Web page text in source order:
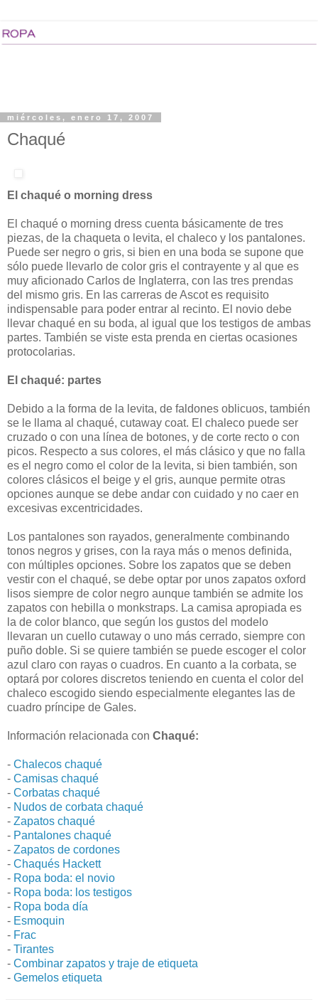
miércoles, enero 17, 2007
Chaqué
El chaqué o morning dress
El chaqué o morning dress cuenta básicamente de tres
piezas, de la chaqueta o levita, el chaleco y los pantalones.
Puede ser negro o gris, si bien en una boda se supone que
sólo puede llevarlo de color gris el contrayente y al que es
muy aficionado Carlos de Inglaterra, con las tres prendas
del mismo gris. En las carreras de Ascot es requisito
indispensable para poder entrar al recinto. El novio debe
llevar chaqué en su boda, al igual que los testigos de ambas
partes. También se viste esta prenda en ciertas ocasiones
protocolarias.
El chaqué: partes
Debido a la forma de la levita, de faldones oblicuos, también
se le llama al chaqué, cutaway coat. El chaleco puede ser
cruzado o con una línea de botones, y de corte recto o con
picos. Respecto a sus colores, el más clásico y que no falla
es el negro como el color de la levita, si bien también, son
colores clásicos el beige y el gris, aunque permite otras
opciones aunque se debe andar con cuidado y no caer en
excesivas excentricidades.
Los pantalones son rayados, generalmente combinando
tonos negros y grises, con la raya más o menos definida,
con múltiples opciones. Sobre los zapatos que se deben
vestir con el chaqué, se debe optar por unos zapatos oxford
lisos siempre de color negro aunque también se admite los
zapatos con hebilla o monkstraps. La camisa apropiada es
la de color blanco, que según los gustos del modelo
llevaran un cuello cutaway o uno más cerrado, siempre con
puño doble. Si se quiere también se puede escoger el color
azul claro con rayas o cuadros. En cuanto a la corbata, se
optará por colores discretos teniendo en cuenta el color del
chaleco escogido siendo especialmente elegantes las de
cuadro príncipe de Gales.
Información relacionada con Chaqué:
- Chalecos chaqué
- Camisas chaqué
- Corbatas chaqué
- Nudos de corbata chaqué
- Zapatos chaqué
- Pantalones chaqué
- Zapatos de cordones
- Chaqués Hackett
- Ropa boda: el novio
- Ropa boda: los testigos
- Ropa boda día
- Esmoquin
- Frac
- Tirantes
- Combinar zapatos y traje de etiqueta
- Gemelos etiqueta